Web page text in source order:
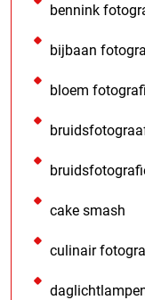
bennink
bijbaan
bloem
cake smash
culinair